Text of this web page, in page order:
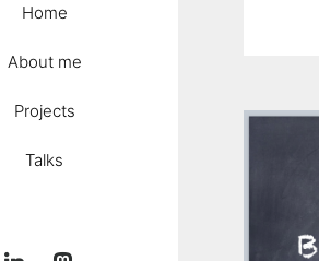
Home
About me
Projects
Talks